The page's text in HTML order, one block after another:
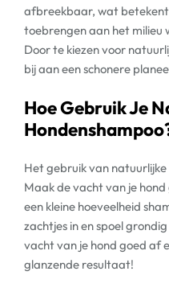
afbreekbaar, wat
toebrengen aan het milieu
Door te kiezen voor
bij aan een schonere
Hoe Gebruik Je
Het gebruik van
Maak de vacht van je
een kleine hoeveelheid
zachtjes in en spoel
vacht van je hond goed af
glanzende resultaat!